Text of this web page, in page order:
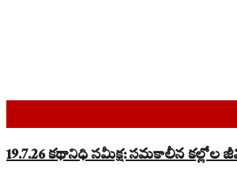
19.7.26 కథానిధి సమీక్ష: సమకాలీన కల్లోల